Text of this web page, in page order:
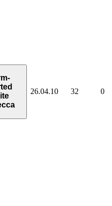
26.04.10 32 0